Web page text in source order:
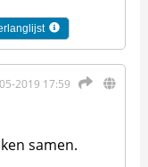
2019 17:59
samen.